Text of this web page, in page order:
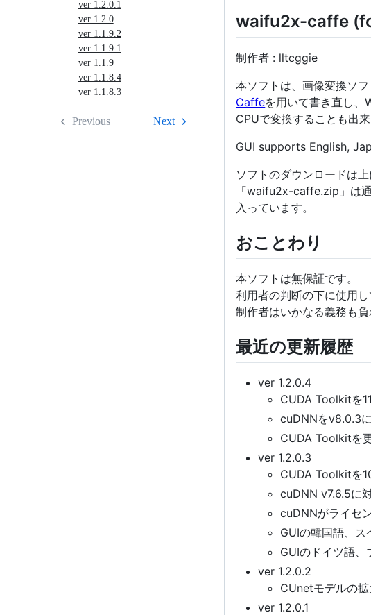
ver 1.2.0.1
ver 1.2.0
ver 1.1.9.2
ver 1.1.9.1
ver 1.1.9
ver 1.1.8.4
ver 1.1.8.3
Previous Next
waifu2x-caffe
制作者 : lltcggie
本ソフトは、画像変換ソ
Caffeを用いて書き直し、
CPUで変換することも出
GUI supports English,
ソフトのダウンロードは
「waifu2x-caffe.zip」は
入っています。
おことわり
本ソフトは無保証です。
利用者の判断の下に使用し
制作者はいかなる義務も負
最近の更新履歴
ver 1.2.0.4
CUDA Toolkitを
cuDNNをv8.0.3
CUDA Toolkitを
ver 1.2.0.3
CUDA Toolkitを
cuDNN v7.6.5に
cuDNNがライセ
GUIの韓国語、ス
GUIのドイツ語、
ver 1.2.0.2
CUnetモデルの
ver 1.2.0.1